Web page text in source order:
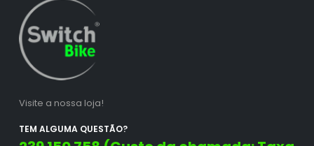
Visite a nossa loja!
TEM ALGUMA QUESTÃO?